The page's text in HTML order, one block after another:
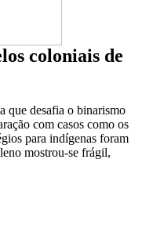
coloniais de
que desafia o binarismo
com casos como os
para indígenas foram
mostrou-se frágil,